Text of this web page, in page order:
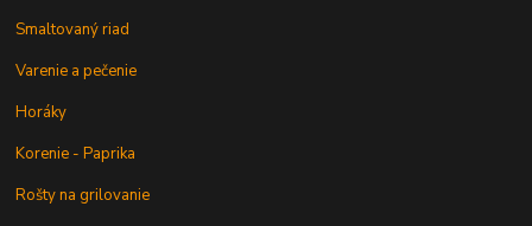
Smaltovaný riad
Varenie a pečenie
Horáky
Korenie - Paprika
Rošty na grilovanie